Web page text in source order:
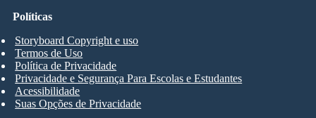
Políticas
Storyboard Copyright e uso
Termos de Uso
Política de Privacidade
Privacidade e Segurança Para Escolas e Estudantes
Acessibilidade
Suas Opções de Privacidade